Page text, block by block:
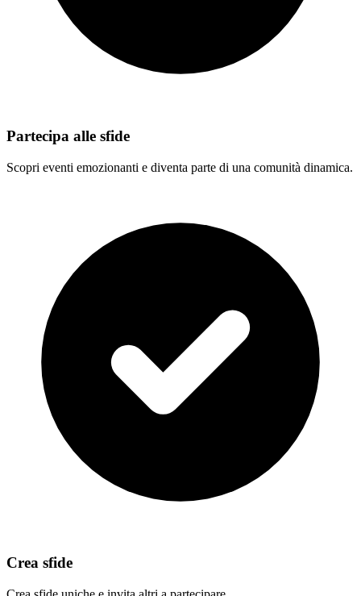
Partecipa alle sfide
Scopri eventi emozionanti e diventa parte di una comunità dinamica.
Crea sfide